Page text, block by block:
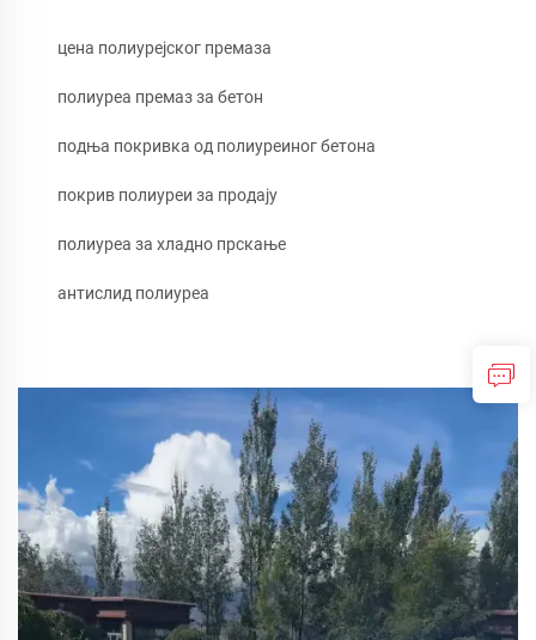
цена полиурејског премаза
полиуреа премаз за бетон
подња покривка од полиуреиног бетона
покрив полиуреи за продају
полиуреа за хладно прскање
антислид полиуреа